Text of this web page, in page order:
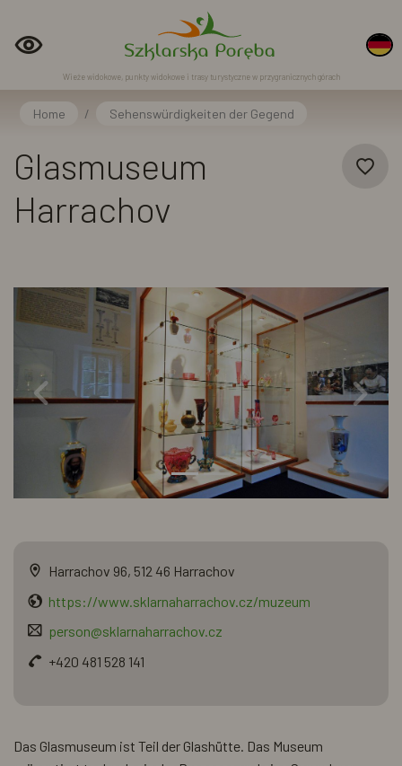
Wieże widokowe, punkty widokowe i trasy turystyczne w przygranicznych górach
Home / Sehenswürdigkeiten der Gegend
Glasmuseum
Harrachov
Harrachov 96, 512 46 Harrachov
https://www.sklarnaharrachov.cz/muzeum
person@sklarnaharrachov.cz
+420 481 528 141
Das Glasmuseum ist Teil der Glashütte. Das Museum